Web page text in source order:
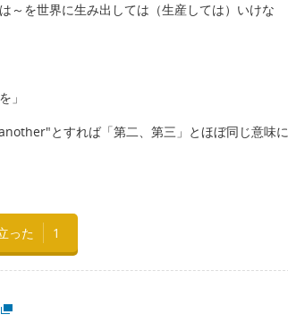
を世界に生み出しては（生産しては）いけな
」
とすれば「第二、第三」とほぼ同じ意味に
った 1